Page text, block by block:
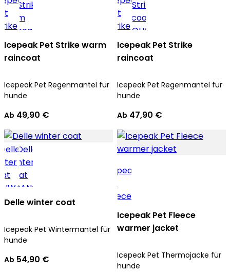
Icepeak Pet Strike warm
raincoat
Icepeak Pet Regenmantel für
hunde
Ab 49,90 €
Icepeak Pet Strike
raincoat
Icepeak Pet Regenmantel für
hunde
Ab 47,90 €
Delle winter coat
Icepeak Pet Wintermantel für
hunde
Ab 54,90 €
Icepeak Pet Fleece
warmer jacket
Icepeak Pet Thermojacke für
hunde